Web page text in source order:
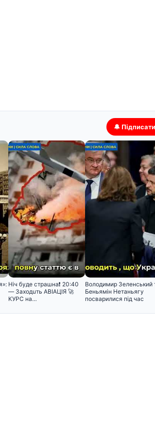
🔔
Hiч бyдe cтpaшнa❗️ 20:40
— Зaxoдuть ABIAЦIЯ 🚀
KУPC нa…
Володимир Зеленський
Беньямін Нетаньягу
посварилися під час